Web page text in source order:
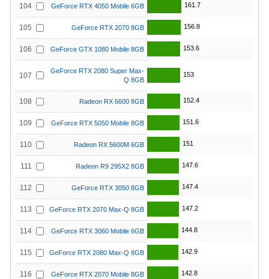
104 GeForce RTX 4050 Mobile 6GB 161.7
105 GeForce RTX 2070 8GB 156.8
106 GeForce GTX 1080 Mobile 8GB 153.6
107
GeForce RTX 2080 Super Max-
Q 8GB
153
108 Radeon RX 6600 8GB 152.4
109 GeForce RTX 5050 Mobile 8GB 151.6
110 Radeon RX 5600M 6GB 151
111 Radeon R9 295X2 8GB 147.6
112 GeForce RTX 3050 8GB 147.4
113 GeForce RTX 2070 Max-Q 8GB 147.2
114 GeForce RTX 3060 Mobile 6GB 144.8
115 GeForce RTX 2080 Max-Q 8GB 142.9
116 GeForce RTX 2070 Mobile 8GB 142.8